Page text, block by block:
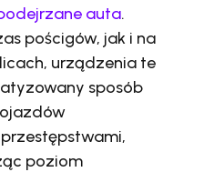
auta.
pościgów, jak i na
urządzenia te
sposób
poziom